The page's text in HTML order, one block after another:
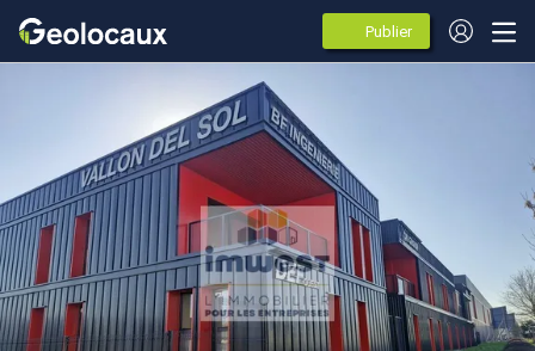
Publier
des
annonces